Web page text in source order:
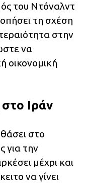
του Ντόναλντ
τη σχέση
στην
να
οικονομική
Ιράν
στο
για την
μέχρι και
να γίνει